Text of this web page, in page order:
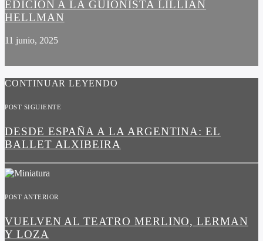
EDICIÓN A LA GUIONISTA LILLIAN
HELLMAN
11 junio, 2025
CONTINUAR LEYENDO
POST SIGUIENTE
DESDE ESPAÑA A LA ARGENTINA: EL
BALLET ALXIBEIRA
POST ANTERIOR
VUELVEN AL TEATRO MERLINO, LERMAN
Y LOZA